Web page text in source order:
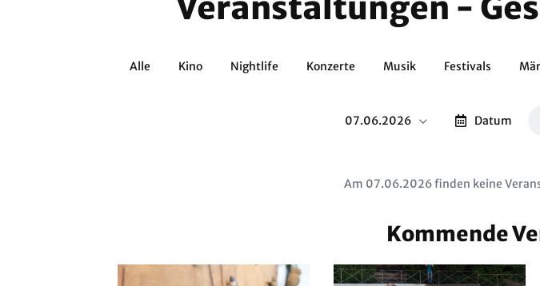
Veranstaltungen -
Alle Kino Nightlife Konzerte Musik Festivals
07.06.2026 Datum
Am 07.06.2026 finden keine
Kommende